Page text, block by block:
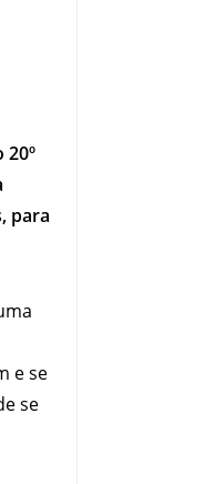
para
e se
se